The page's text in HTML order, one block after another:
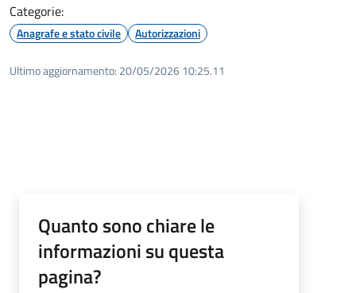
Categorie:
Anagrafe e stato civile Autorizzazioni
Ultimo aggiornamento: 20/05/2026 10:25.11
Quanto sono chiare le
informazioni su questa
pagina?